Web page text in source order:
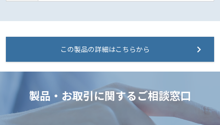
この製品の詳細はこちらから
製品・お取引に関するご相談窓口